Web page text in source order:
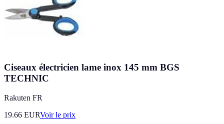
Ciseaux électricien lame inox 145 mm BGS
TECHNIC
Rakuten FR
19.66 EURVoir le prix